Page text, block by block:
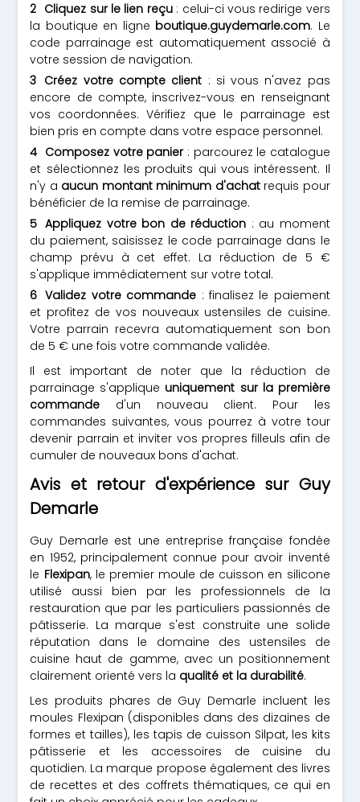
Cliquez sur le lien reçu: celui-ci vous redirige vers
la boutique en ligne boutique.guydemarle.com. Le
code parrainage est automatiquement associé à
votre session de navigation.
Créez votre compte client : si vous n'avez pas
encore de compte, inscrivez-vous en renseignant
vos coordonnées. Vérifiez que le parrainage est
bien pris en compte dans votre espace personnel.
Composez votre panier: parcourez le catalogue
et sélectionnez les produits qui vous intéressent. Il
n'y a aucun montant minimum d'achatrequis pour
bénéficier de la remise de parrainage.
Appliquez votre bon de réduction : au moment
du paiement, saisissez le code parrainage dans le
champ prévu à cet effet. La réduction de 5 €
s'applique immédiatement sur votre total.
Validez votre commande : finalisez le paiement
et profitez de vos nouveaux ustensiles de cuisine.
Votre parrain recevra automatiquement son bon
de 5 € une fois votre commande validée.
Il est important de noter que la réduction de
parrainage s'applique uniquement sur la première
commande d'un nouveau client. Pour les
commandes suivantes, vous pourrez à votre tour
devenir parrain et inviter vos propres filleuls afin de
cumuler de nouveaux bons d'achat.
Avis et retour d'expérience sur Guy
Demarle
Guy Demarle est une entreprise française fondée
en 1952, principalement connue pour avoir inventé
le Flexipan, le premier moule de cuisson en silicone
utilisé aussi bien par les professionnels de la
restauration que par les particuliers passionnés de
pâtisserie. La marque s'est construite une solide
réputation dans le domaine des ustensiles de
cuisine haut de gamme, avec un positionnement
clairement orienté vers la qualité et la durabilité.
Les produits phares de Guy Demarle incluent les
moules Flexipan (disponibles dans des dizaines de
formes et tailles), les tapis de cuisson Silpat, les kits
pâtisserie et les accessoires de cuisine du
quotidien. La marque propose également des livres
de recettes et des coffrets thématiques, ce qui en